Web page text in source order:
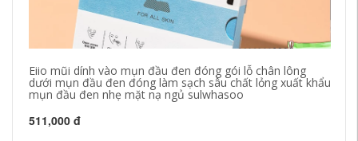
Eiio mũi dính vào mụn đầu đen đóng gói lỗ chân lông
dưới mụn đầu đen đóng làm sạch sâu chất lỏng xuất khẩu
mụn đầu đen nhẹ mặt nạ ngủ sulwhasoo
511,000 đ